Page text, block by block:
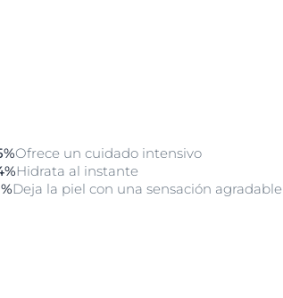
Ofrece un cuidado intensivo
Hidrata al instante
Deja la piel con una sensación agradable